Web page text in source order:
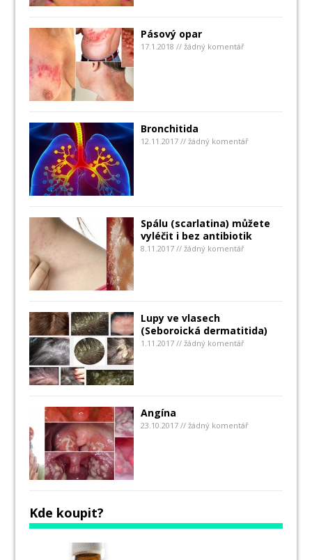
Pásový opar
17.1.2018 // žádný komentář
Bronchitida
12.11.2017 // žádný komentář
Spálu (scarlatina) můžete
vyléčit i bez antibiotik
8.11.2017 // žádný komentář
Lupy ve vlasech
(Seboroická dermatitida)
1.11.2017 // žádný komentář
Angína
23.10.2017 // žádný komentář
Kde koupit?